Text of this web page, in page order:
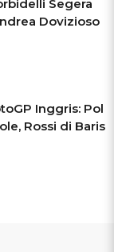
Segera
Dovizioso
Inggris: Pol
Rossi di Baris